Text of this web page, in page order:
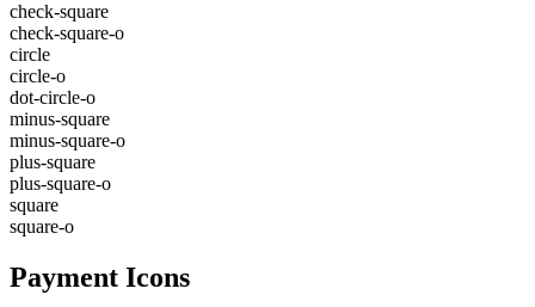
check-square
check-square-o
circle
circle-o
dot-circle-o
minus-square
minus-square-o
plus-square
plus-square-o
square
square-o
Payment Icons